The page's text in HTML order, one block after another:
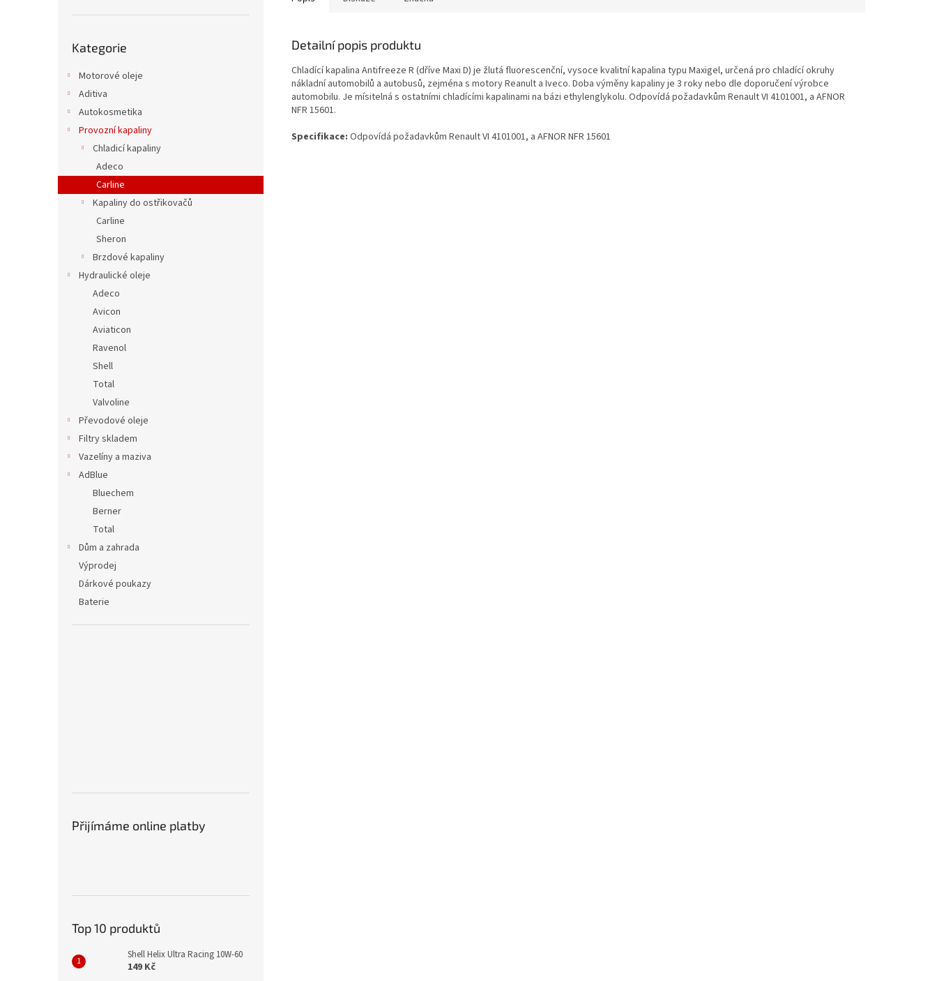
kategorie
Kategorie
Motorové oleje
Aditiva
Autokosmetika
Provozní kapaliny
Chladicí kapaliny
Adeco
Carline
Kapaliny do ostřikovačů
Carline
Sheron
Brzdové kapaliny
Hydraulické oleje
Adeco
Avicon
Aviaticon
Ravenol
Shell
Total
Valvoline
Převodové oleje
Filtry skladem
Vazelíny a maziva
AdBlue
Bluechem
Berner
Total
Dům a zahrada
Výprodej
Dárkové poukazy
Baterie
Přijímáme online platby
Top 10 produktů
Shell Helix Ultra Racing 10W-60
149 Kč
Detailní popis produktu
Chladící kapalina Antifreeze R (dříve Maxi D) je žlutá fluorescenční, vysoce kvalitní kapalina typu Maxigel, určená pro chladící okruhy
nákladní automobilů a autobusů, zejména s motory Reanult a Iveco. Doba výměny kapaliny je 3 roky nebo dle doporučení výrobce
automobilu. Je mísitelná s ostatními chladícími kapalinami na bázi ethylenglykolu. Odpovídá požadavkům Renault VI 4101001, a AFNOR
NFR 15601.
Specifikace: Odpovídá požadavkům Renault VI 4101001, a AFNOR NFR 15601